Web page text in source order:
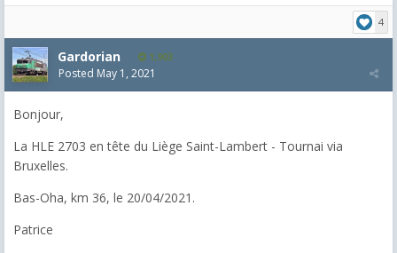
4
Gardorian 1,903
Posted May 1, 2021
Bonjour,
La HLE 2703 en tête du Liège Saint-Lambert - Tournai via
Bruxelles.
Bas-Oha, km 36, le 20/04/2021.
Patrice